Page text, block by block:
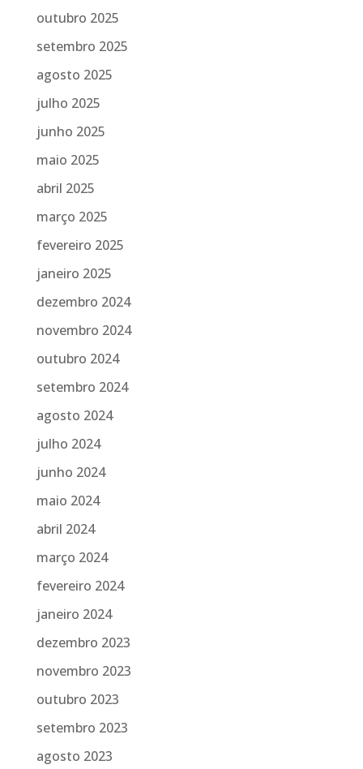
outubro 2025
setembro 2025
agosto 2025
julho 2025
junho 2025
maio 2025
abril 2025
março 2025
fevereiro 2025
janeiro 2025
dezembro 2024
novembro 2024
outubro 2024
setembro 2024
agosto 2024
julho 2024
junho 2024
maio 2024
abril 2024
março 2024
fevereiro 2024
janeiro 2024
dezembro 2023
novembro 2023
outubro 2023
setembro 2023
agosto 2023